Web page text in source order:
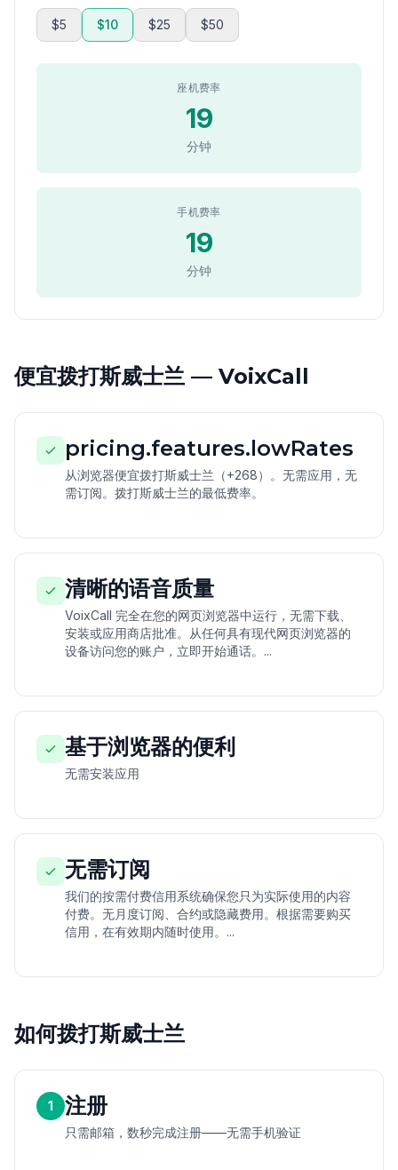
$5 $10 $25 $50
座机费率
19
分钟
手机费率
19
分钟
便宜拨打斯威士兰 — VoixCall
pricing.features.lowRates
从浏览器便宜拨打斯威士兰（+268）。无需应用，无
需订阅。拨打斯威士兰的最低费率。
清晰的语音质量
VoixCall 完全在您的网页浏览器中运行，无需下载、
安装或应用商店批准。从任何具有现代网页浏览器的
设备访问您的账户，立即开始通话。...
基于浏览器的便利
无需安装应用
无需订阅
我们的按需付费信用系统确保您只为实际使用的内容
付费。无月度订阅、合约或隐藏费用。根据需要购买
信用，在有效期内随时使用。...
如何拨打斯威士兰
1 注册
只需邮箱，数秒完成注册——无需手机验证